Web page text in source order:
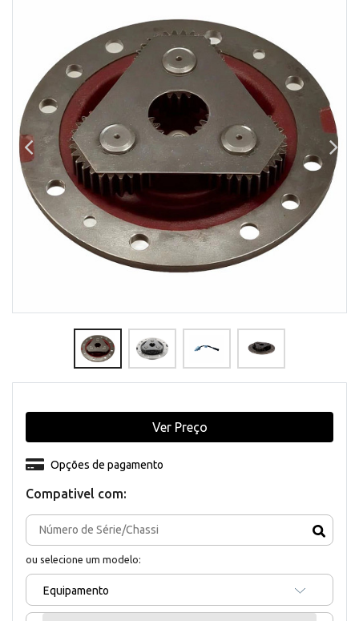
Compativel com:
ou selecione um modelo:
Equipamento
Opções de pagamento
Ver Preço